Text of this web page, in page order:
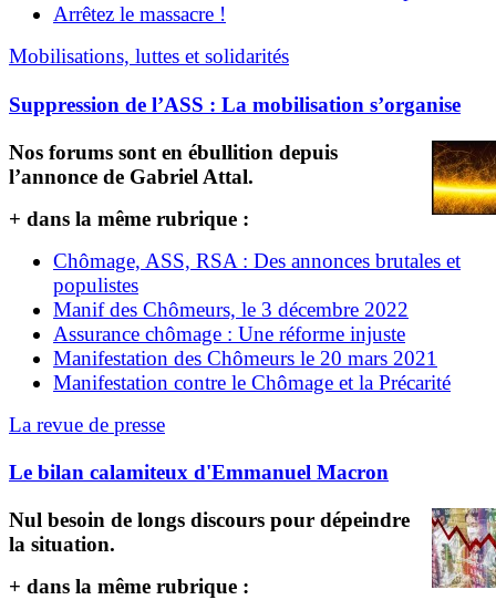
Arrêtez le massacre !
Mobilisations, luttes et solidarités
Suppression de l’ASS : La mobilisation s’organise
Nos forums sont en ébullition depuis
l’annonce de Gabriel Attal.
+ dans la même rubrique :
Chômage, ASS, RSA : Des annonces brutales et
populistes
Manif des Chômeurs, le 3 décembre 2022
Assurance chômage : Une réforme injuste
Manifestation des Chômeurs le 20 mars 2021
Manifestation contre le Chômage et la Précarité
La revue de presse
Le bilan calamiteux d'Emmanuel Macron
Nul besoin de longs discours pour dépeindre
la situation.
+ dans la même rubrique :